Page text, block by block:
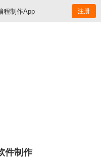
程制作App 注册
件制作